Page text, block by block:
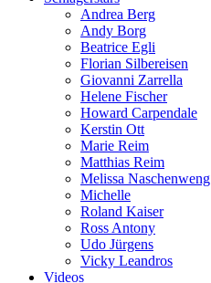
Andrea Berg
Andy Borg
Beatrice Egli
Florian Silbereisen
Giovanni Zarrella
Helene Fischer
Howard Carpendale
Kerstin Ott
Marie Reim
Matthias Reim
Melissa Naschenweng
Michelle
Roland Kaiser
Ross Antony
Udo Jürgens
Vicky Leandros
Videos